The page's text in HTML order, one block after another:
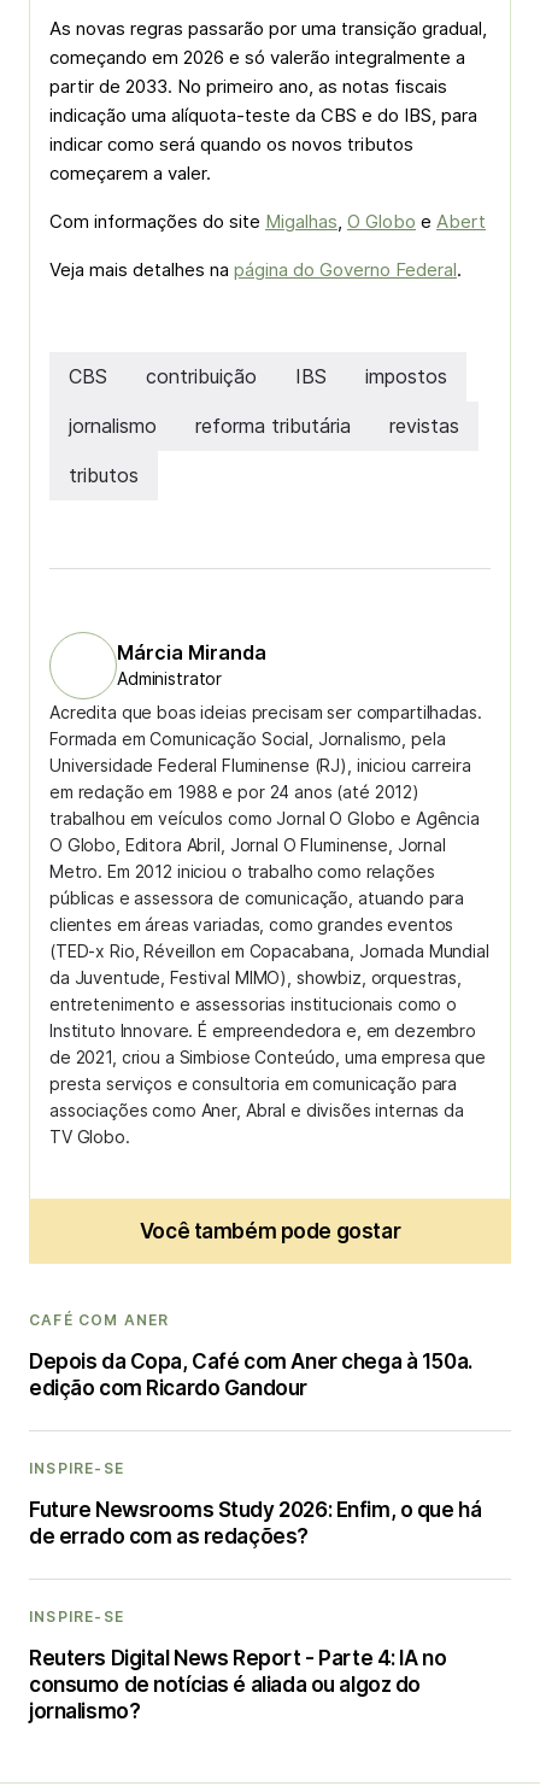
As novas regras passarão por uma transição gradual,
começando em 2026 e só valerão integralmente a
partir de 2033. No primeiro ano, as notas fiscais
indicação uma alíquota-teste da CBS e do IBS, para
indicar como será quando os novos tributos
começarem a valer.
Com informações do site Migalhas, O Globo e Abert
Veja mais detalhes na página do Governo Federal.
CBS contribuição IBS impostos
jornalismo reforma tributária revistas
tributos
Márcia Miranda
Administrator
Acredita que boas ideias precisam ser compartilhadas.
Formada em Comunicação Social, Jornalismo, pela
Universidade Federal Fluminense (RJ), iniciou carreira
em redação em 1988 e por 24 anos (até 2012)
trabalhou em veículos como Jornal O Globo e Agência
O Globo, Editora Abril, Jornal O Fluminense, Jornal
Metro. Em 2012 iniciou o trabalho como relações
públicas e assessora de comunicação, atuando para
clientes em áreas variadas, como grandes eventos
(TED-x Rio, Réveillon em Copacabana, Jornada Mundial
da Juventude, Festival MIMO), showbiz, orquestras,
entretenimento e assessorias institucionais como o
Instituto Innovare. É empreendedora e, em dezembro
de 2021, criou a Simbiose Conteúdo, uma empresa que
presta serviços e consultoria em comunicação para
associações como Aner, Abral e divisões internas da
TV Globo.
Você também pode gostar
CAFÉ COM ANER
Depois da Copa, Café com Aner chega à 150a.
edição com Ricardo Gandour
INSPIRE-SE
Future Newsrooms Study 2026: Enfim, o que há
de errado com as redações?
INSPIRE-SE
Reuters Digital News Report - Parte 4: IA no
consumo de notícias é aliada ou algoz do
jornalismo?